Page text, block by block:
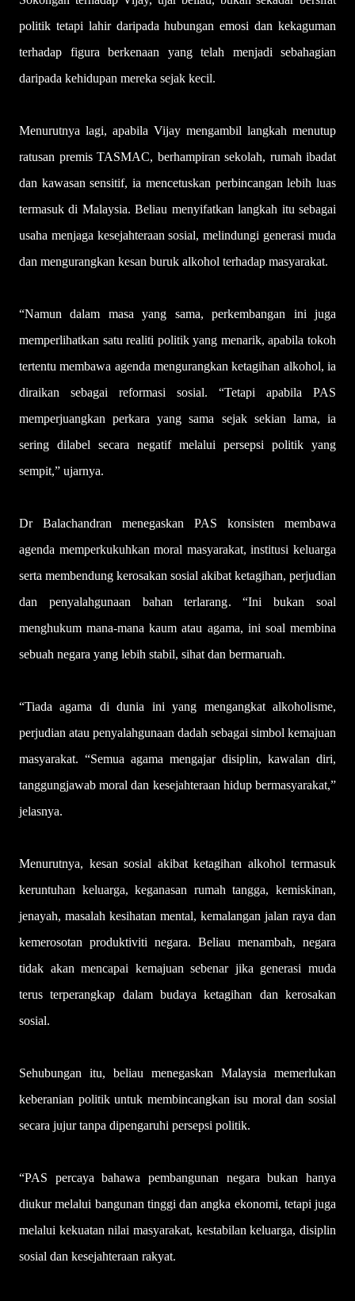
politik tetapi lahir daripada hubungan emosi dan kekaguman
terhadap figura berkenaan yang telah menjadi sebahagian
daripada kehidupan mereka sejak kecil.
Menurutnya lagi, apabila Vijay mengambil langkah menutup
ratusan premis TASMAC, berhampiran sekolah, rumah ibadat
dan kawasan sensitif, ia mencetuskan perbincangan lebih luas
termasuk di Malaysia. Beliau menyifatkan langkah itu sebagai
usaha menjaga kesejahteraan sosial, melindungi generasi muda
dan mengurangkan kesan buruk alkohol terhadap masyarakat.
“Namun dalam masa yang sama, perkembangan ini juga
memperlihatkan satu realiti politik yang menarik, apabila tokoh
tertentu membawa agenda mengurangkan ketagihan alkohol, ia
diraikan sebagai reformasi sosial. “Tetapi apabila PAS
memperjuangkan perkara yang sama sejak sekian lama, ia
sering dilabel secara negatif melalui persepsi politik yang
sempit,” ujarnya.
Dr Balachandran menegaskan PAS konsisten membawa
agenda memperkukuhkan moral masyarakat, institusi keluarga
serta membendung kerosakan sosial akibat ketagihan, perjudian
dan penyalahgunaan bahan terlarang. “Ini bukan soal
menghukum mana-mana kaum atau agama, ini soal membina
sebuah negara yang lebih stabil, sihat dan bermaruah.
“Tiada agama di dunia ini yang mengangkat alkoholisme,
perjudian atau penyalahgunaan dadah sebagai simbol kemajuan
masyarakat. “Semua agama mengajar disiplin, kawalan diri,
tanggungjawab moral dan kesejahteraan hidup bermasyarakat,”
jelasnya.
Menurutnya, kesan sosial akibat ketagihan alkohol termasuk
keruntuhan keluarga, keganasan rumah tangga, kemiskinan,
jenayah, masalah kesihatan mental, kemalangan jalan raya dan
kemerosotan produktiviti negara. Beliau menambah, negara
tidak akan mencapai kemajuan sebenar jika generasi muda
terus terperangkap dalam budaya ketagihan dan kerosakan
sosial.
Sehubungan itu, beliau menegaskan Malaysia memerlukan
keberanian politik untuk membincangkan isu moral dan sosial
secara jujur tanpa dipengaruhi persepsi politik.
“PAS percaya bahawa pembangunan negara bukan hanya
diukur melalui bangunan tinggi dan angka ekonomi, tetapi juga
melalui kekuatan nilai masyarakat, kestabilan keluarga, disiplin
sosial dan kesejahteraan rakyat.